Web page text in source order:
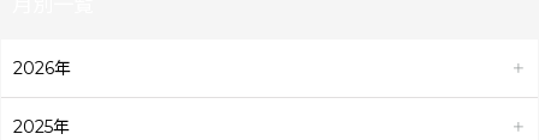
2026年
2025年